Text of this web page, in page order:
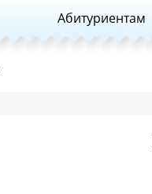
Абитуриентам